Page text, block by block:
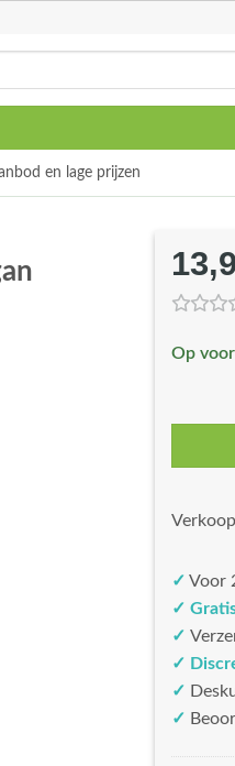
en lage prijzen
Op
✓ Voor
✓
✓
✓
✓
✓